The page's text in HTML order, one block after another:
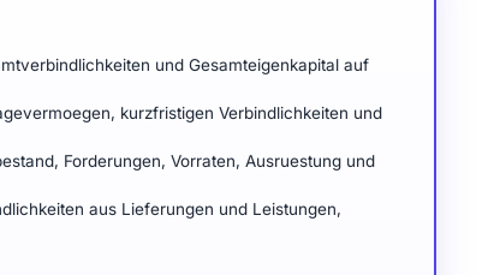
und Gesamteigenkapital auf
kurzfristigen Verbindlichkeiten und
Forderungen, Vorraten, Ausruestung und
aus Lieferungen und Leistungen,